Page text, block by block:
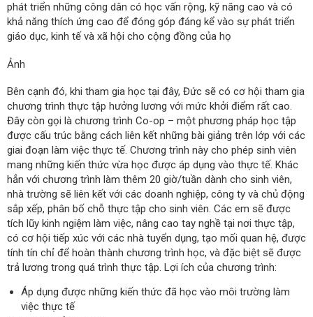
phát triển những công dân có học vấn rộng, kỹ năng cao và có
khả năng thích ứng cao để đóng góp đáng kể vào sự phát triển
giáo dục, kinh tế và xã hội cho cộng đồng của họ
Ảnh
Bên cạnh đó, khi tham gia học tại đây, Đức sẽ có cơ hội tham gia
chương trình thực tập hưởng lương với mức khởi điểm rất cao.
Đây còn gọi là chương trình Co-op – một phương pháp học tập
được cấu trúc bằng cách liên kết những bài giảng trên lớp với các
giai đoạn làm việc thực tế. Chương trình này cho phép sinh viên
mang những kiến thức vừa học được áp dụng vào thực tế. Khác
hẳn với chương trình làm thêm 20 giờ/tuần dành cho sinh viên,
nhà trường sẽ liên kết với các doanh nghiệp, công ty và chủ động
sắp xếp, phân bố chỗ thực tập cho sinh viên. Các em sẽ được
tích lũy kinh ngiệm làm việc, nâng cao tay nghề tại nơi thực tập,
có cơ hội tiếp xúc với các nhà tuyển dụng, tạo mối quan hệ, được
tính tín chỉ để hoàn thành chương trình học, và đặc biệt sẽ được
trả lương trong quá trình thực tập. Lợi ích của chương trình:
Áp dụng được những kiến thức đã học vào môi trường làm
việc thực tế